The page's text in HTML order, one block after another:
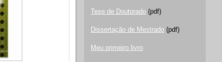
Tese de Doutorado (pdf)
Dissertação de Mestrado (pdf)
Meu primeiro livro